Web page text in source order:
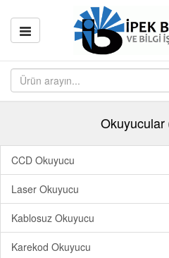
Okuyucular
CCD Okuyucu
Laser Okuyucu
Kablosuz Okuyucu
Karekod Okuyucu